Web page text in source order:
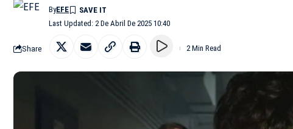
Last Updated: 2 De Abril De 2025 10:40
ByEFE
Share 2 Min Read